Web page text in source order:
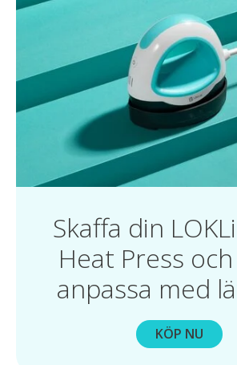
Skaffa din
Heat Press
anpassa med
KÖP NU